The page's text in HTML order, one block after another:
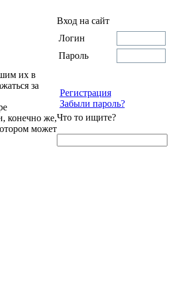
их в
за
конечно же,
может
Вход на сайт
Логин
Пароль
Регистрация
Забыли пароль?
Что то ищите?